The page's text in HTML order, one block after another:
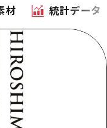
材 統計データ
ラム
ス
ット
素材